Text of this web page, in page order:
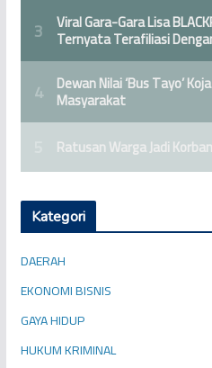
Kategori
DAERAH
EKONOMI BISNIS
GAYA HIDUP
HUKUM KRIMINAL